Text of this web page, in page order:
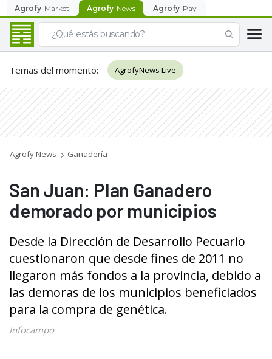
Agrofy Market Agrofy News Agrofy Pay
Temas del momento: AgrofyNews Live
Agrofy News Ganadería
San Juan: Plan Ganadero
demorado por municipios
Desde la Dirección de Desarrollo Pecuario
cuestionaron que desde fines de 2011 no
llegaron más fondos a la provincia, debido a
las demoras de los municipios beneficiados
para la compra de genética.
Infocampo